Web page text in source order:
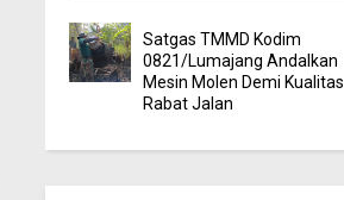
Satgas TMMD Kodim
0821/Lumajang Andalkan
Mesin Molen Demi Kualitas
Rabat Jalan